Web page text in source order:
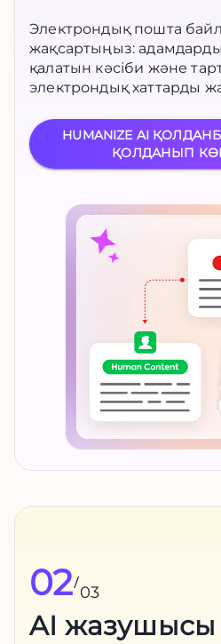
Электрондық пошта
жақсартыңыз:
қалатын кәсіби және
электрондық хаттарды
HUMANIZE AI
ҚОЛДАНЫП
02/
03
AI жазушысы